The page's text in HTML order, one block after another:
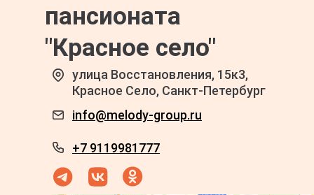
улица Восстановления, 15к3,
Красное Село, Санкт-Петербург
info@melody-group.ru
+7 9119981777
пансионата
"Красное село"